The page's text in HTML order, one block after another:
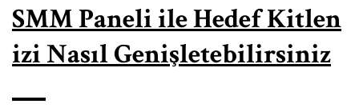
SMM Paneli ile Hedef Kitlen
izi Nasıl Genişletebilirsiniz